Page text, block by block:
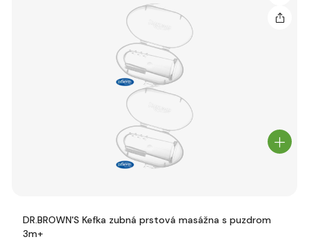
DR.BROWN'S Kefka zubná prstová masážna s puzdrom
3m+